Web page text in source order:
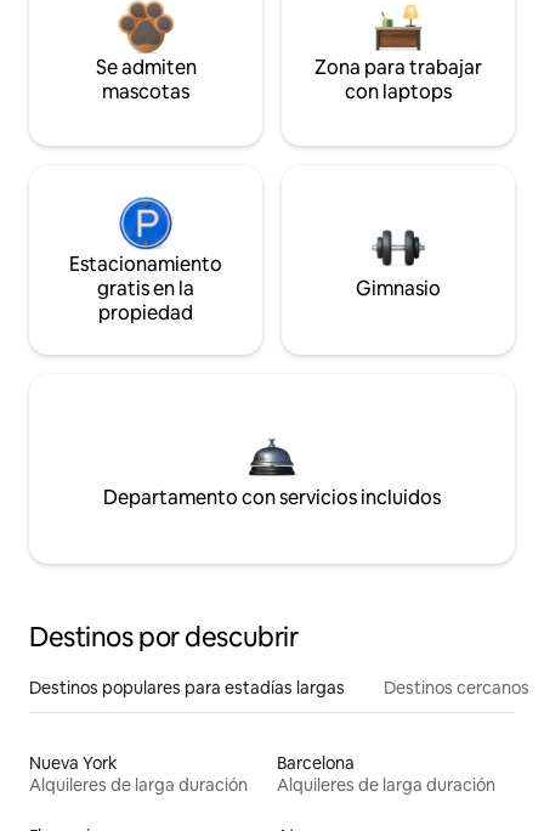
Se admiten
mascotas
Zona para trabajar
con laptops
Estacionamiento
gratis en la
propiedad
Gimnasio
Departamento con servicios incluidos
Destinos por descubrir
Destinos populares para estadías largas Destinos cercanos
Nueva York
Alquileres de larga duración
Barcelona
Alquileres de larga duración